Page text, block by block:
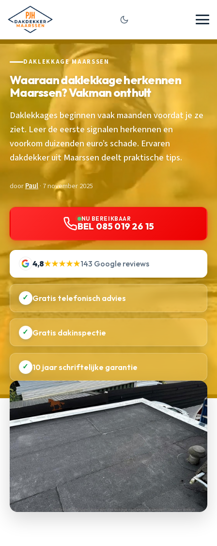
DAKLEKKAGE MAARSSEN
Waaraan daklekkage herkennen
Maarssen? Vakman onthult
Daklekkages beginnen vaak maanden voordat je ze
ziet. Leer de eerste signalen herkennen en
voorkom duizenden euro’s schade. Ervaren
dakdekker uit Maarssen deelt praktische tips.
doorPaul· 7 november 2025
NU BEREIKBAAR
BEL 085 019 26 15
4,8★★★★★143 Google reviews
✓ Gratis telefonisch advies
✓ Gratis dakinspectie
✓ 10 jaar schriftelijke garantie